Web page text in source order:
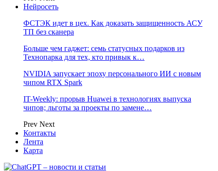
Нейросеть
ФСТЭК идет в цех. Как доказать защищенность АСУ
ТП без сканера
Больше чем гаджет: семь статусных подарков из
Технопарка для тех, кто привык к…
NVIDIA запускает эпоху персонального ИИ с новым
чипом RTX Spark
IT-Weekly: прорыв Huawei в технологиях выпуска
чипов; льготы за проекты по замене…
Prev Next
Контакты
Лента
Карта